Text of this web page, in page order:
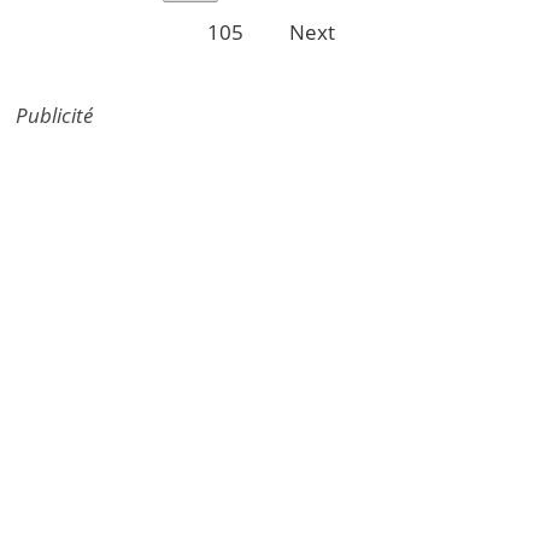
105 Next
Publicité